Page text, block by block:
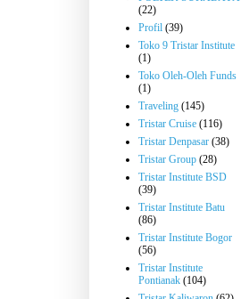
(22)
Profil (39)
Toko 9 Tristar Institute
(1)
Toko Oleh-Oleh Funds
(1)
Traveling (145)
Tristar Cruise (116)
Tristar Denpasar (38)
Tristar Group (28)
Tristar Institute BSD
(39)
Tristar Institute Batu
(86)
Tristar Institute Bogor
(56)
Tristar Institute
Pontianak (104)